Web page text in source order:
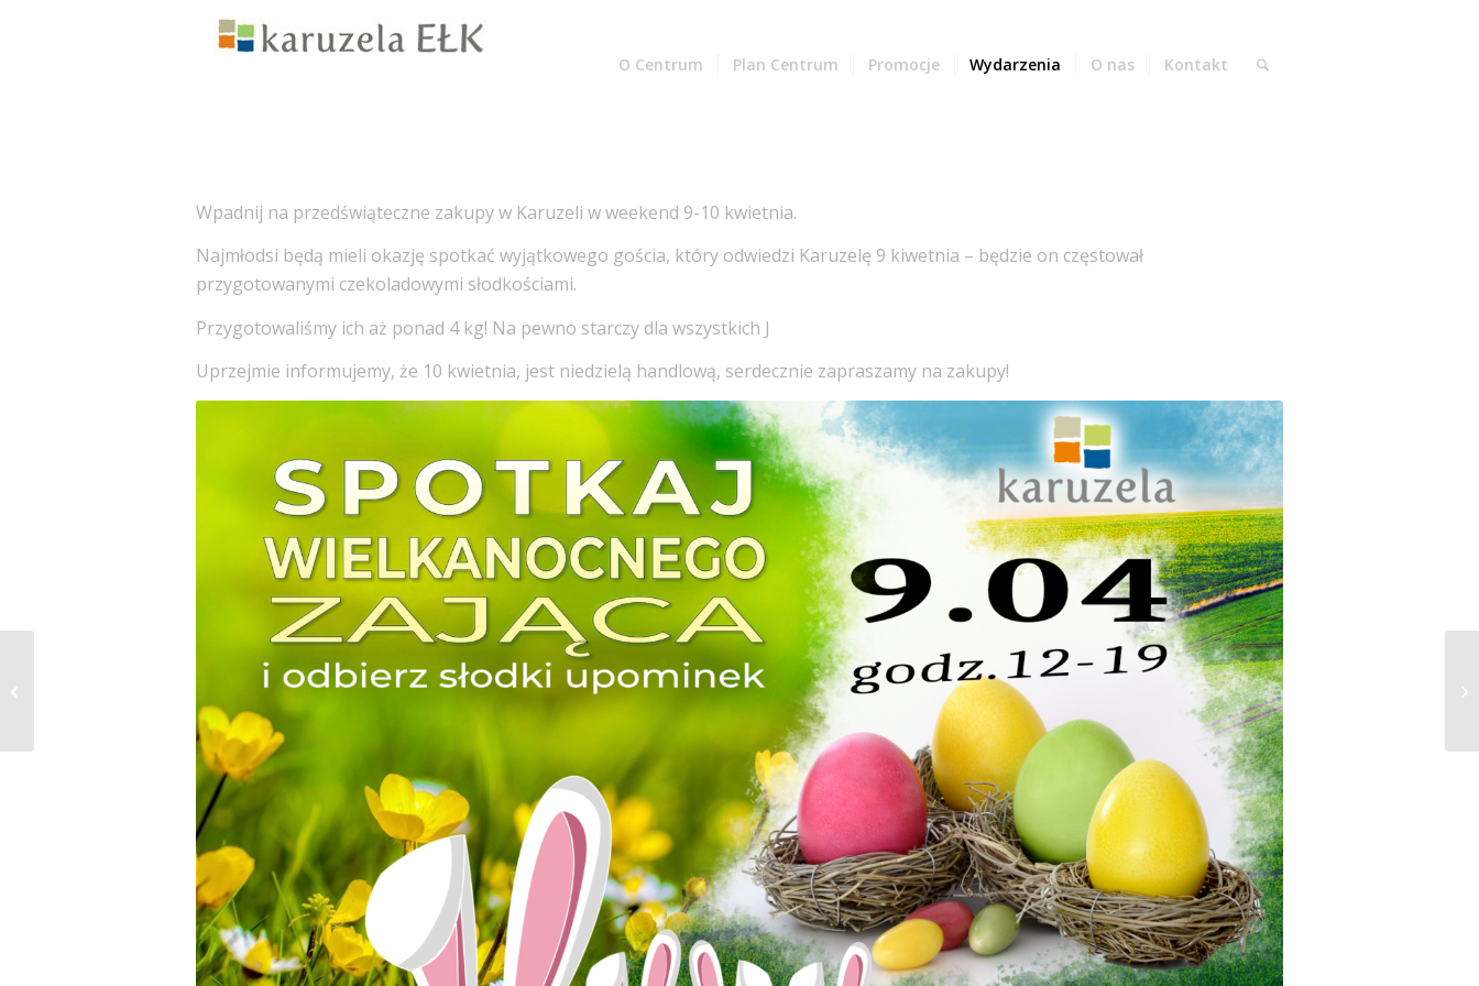
O Centrum Plan Centrum Promocje Wydarzenia O nas Kontakt
Wpadnij na przedświąteczne zakupy w Karuzeli w weekend 9-10 kwietnia.
Najmłodsi będą mieli okazję spotkać wyjątkowego gościa, który odwiedzi Karuzelę 9 kiwetnia – będzie on częstował
przygotowanymi czekoladowymi słodkościami.
Przygotowaliśmy ich aż ponad 4 kg! Na pewno starczy dla wszystkich J
Uprzejmie informujemy, że 10 kwietnia, jest niedzielą handlową, serdecznie zapraszamy na zakupy!